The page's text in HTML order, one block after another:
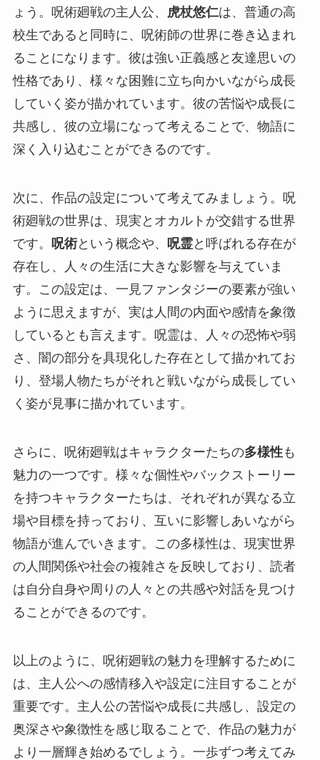
ょう。呪術廻戦の主人公、 虎杖悠仁は、普通の高
校生であると同時に、呪術師の世界に巻き込まれ
ることになります。彼は強い正義感と友達思いの
性格であり、様々な困難に立ち向かいながら成長
していく姿が描かれています。彼の苦悩や成長に
共感し、彼の立場になって考えることで、物語に
深く入り込むことができるのです。
次に、作品の設定について考えてみましょう。呪
術廻戦の世界は、現実とオカルトが交錯する世界
です。 呪術という概念や、 呪霊と呼ばれる存在が
存在し、人々の生活に大きな影響を与えていま
す。この設定は、一見ファンタジーの要素が強い
ように思えますが、実は人間の内面や感情を象徴
しているとも言えます。呪霊は、人々の恐怖や弱
さ、闇の部分を具現化した存在として描かれてお
り、登場人物たちがそれと戦いながら成長してい
く姿が見事に描かれています。
さらに、呪術廻戦はキャラクターたちの多様性も
魅力の一つです。様々な個性やバックストーリー
を持つキャラクターたちは、それぞれが異なる立
場や目標を持っており、互いに影響しあいながら
物語が進んでいきます。この多様性は、現実世界
の人間関係や社会の複雑さを反映しており、読者
は自分自身や周りの人々との共感や対話を見つけ
ることができるのです。
以上のように、呪術廻戦の魅力を理解するために
は、主人公への感情移入や設定に注目することが
重要です。主人公の苦悩や成長に共感し、設定の
奥深さや象徴性を感じ取ることで、作品の魅力が
より一層輝き始めるでしょう。一歩ずつ考えてみ